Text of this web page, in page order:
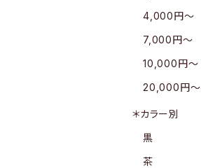
4,000円〜
7,000円〜
10,000円〜
20,000円〜
＊カラー別
黒
茶